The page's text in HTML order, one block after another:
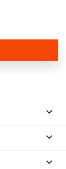


